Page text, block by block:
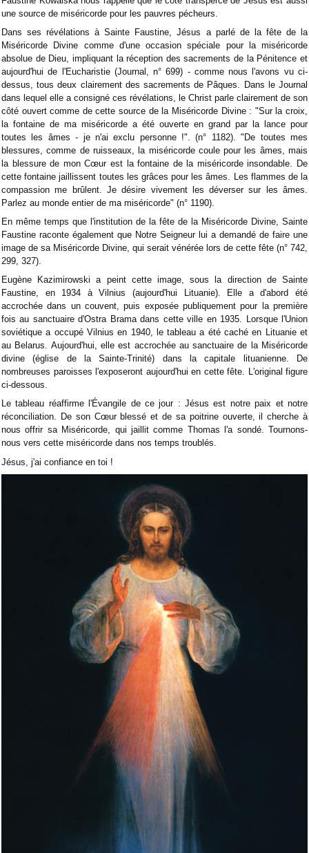
une source de miséricorde pour les pauvres pécheurs.
Dans ses révélations à Sainte Faustine, Jésus a parlé de la fête de la
Miséricorde Divine comme d'une occasion spéciale pour la miséricorde
absolue de Dieu, impliquant la réception des sacrements de la Pénitence et
aujourd'hui de l'Eucharistie (Journal, n° 699) - comme nous l'avons vu ci-
dessus, tous deux clairement des sacrements de Pâques. Dans le Journal
dans lequel elle a consigné ces révélations, le Christ parle clairement de son
côté ouvert comme de cette source de la Miséricorde Divine : "Sur la croix,
la fontaine de ma miséricorde a été ouverte en grand par la lance pour
toutes les âmes - je n'ai exclu personne !". (n° 1182). "De toutes mes
blessures, comme de ruisseaux, la miséricorde coule pour les âmes, mais
la blessure de mon Cœur est la fontaine de la miséricorde insondable. De
cette fontaine jaillissent toutes les grâces pour les âmes. Les flammes de la
compassion me brûlent. Je désire vivement les déverser sur les âmes.
Parlez au monde entier de ma miséricorde" (n° 1190).
En même temps que l'institution de la fête de la Miséricorde Divine, Sainte
Faustine raconte également que Notre Seigneur lui a demandé de faire une
image de sa Miséricorde Divine, qui serait vénérée lors de cette fête (n° 742,
299, 327).
Eugène Kazimirowski a peint cette image, sous la direction de Sainte
Faustine, en 1934 à Vilnius (aujourd'hui Lituanie). Elle a d'abord été
accrochée dans un couvent, puis exposée publiquement pour la première
fois au sanctuaire d'Ostra Brama dans cette ville en 1935. Lorsque l'Union
soviétique a occupé Vilnius en 1940, le tableau a été caché en Lituanie et
au Belarus. Aujourd'hui, elle est accrochée au sanctuaire de la Miséricorde
divine (église de la Sainte-Trinité) dans la capitale lituanienne. De
nombreuses paroisses l'exposeront aujourd'hui en cette fête. L'original figure
ci-dessous.
Le tableau réaffirme l'Évangile de ce jour : Jésus est notre paix et notre
réconciliation. De son Cœur blessé et de sa poitrine ouverte, il cherche à
nous offrir sa Miséricorde, qui jaillit comme Thomas l'a sondé. Tournons-
nous vers cette miséricorde dans nos temps troublés.
Jésus, j'ai confiance en toi !